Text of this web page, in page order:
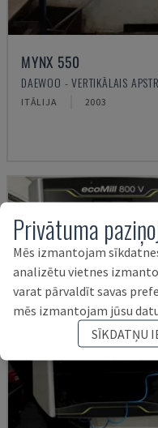
MYNX 550
DAEWOO - VERTIKĀLAIS
ITĀLIJA 2003
Privātuma
Mēs izmantojam
analizētu vietnes
varat pārvaldīt savas
mēs izmantojam jūsu
SĪKDATŅU